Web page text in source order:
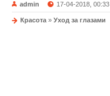
admin 17-04-2018, 00:33
Красота » Уход за глазами